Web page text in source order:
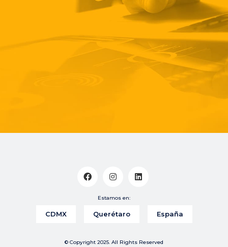
Estamos en:
CDMX Querétaro España
© Copyright 2025. All Rights Reserved